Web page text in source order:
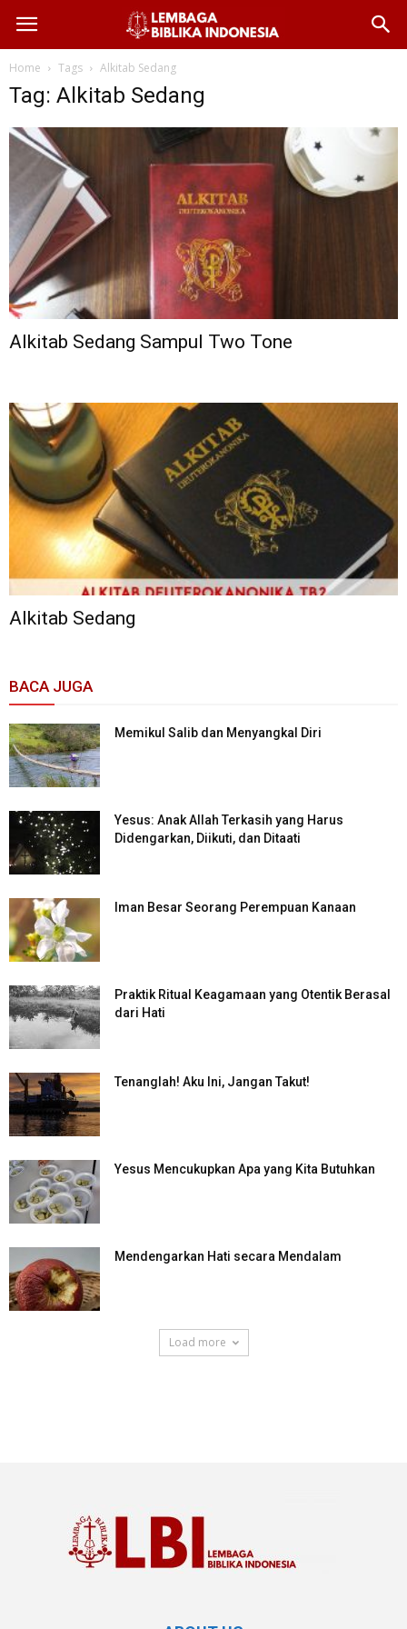
Home Tags Alkitab Sedang
Tag: Alkitab Sedang
Alkitab Sedang Sampul Two Tone
Alkitab Sedang
BACA JUGA
Memikul Salib dan Menyangkal Diri
Yesus: Anak Allah Terkasih yang Harus
Didengarkan, Diikuti, dan Ditaati
Iman Besar Seorang Perempuan Kanaan
Praktik Ritual Keagamaan yang Otentik Berasal
dari Hati
Tenanglah! Aku Ini, Jangan Takut!
Yesus Mencukupkan Apa yang Kita Butuhkan
Mendengarkan Hati secara Mendalam
Load more